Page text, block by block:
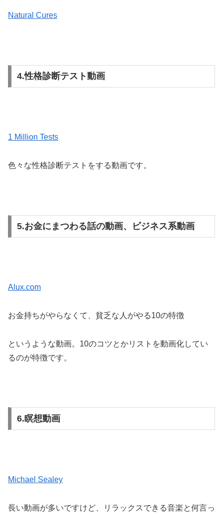
Natural Cures
4.性格診断テスト動画
1 Million Tests
色々な性格診断テストをする動画です。
5.お金にまつわる話の動画、ビジネス系動画
Alux.com
お金持ちがやらなくて、貧乏な人がやる10の特徴
というような動画。10のコツとかリストを動画化してい
るのが特徴です。
6.瞑想動画
Michael Sealey
長い動画が多いですけど、リラックスできる音楽と何言っ